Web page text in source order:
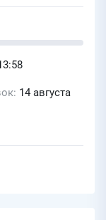
14 августа